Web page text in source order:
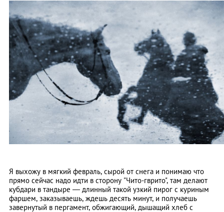
Я выхожу в мягкий февраль, сырой от снега и понимаю что
прямо сейчас надо идти в сторону "Чито-гврито", там делают
кубдари в тандыре — длинный такой узкий пирог с куриным
фаршем, заказываешь, ждешь десять минут, и получаешь
завернутый в пергамент, обжигающий, дышащий хлеб с